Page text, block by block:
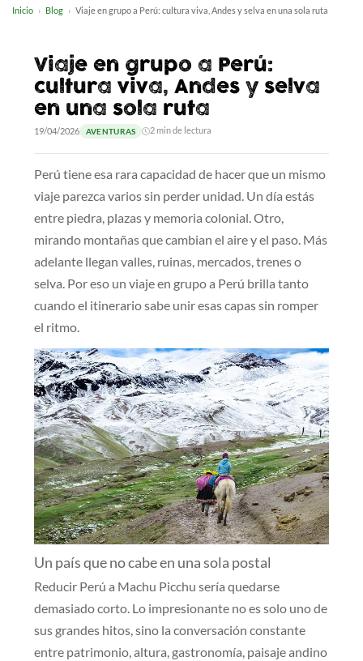
Inicio Blog Viaje en grupo a Perú: cultura viva, Andes y selva en una sola ruta
Viaje en grupo a Perú:
cultura viva, Andes y selva
en una sola ruta
19/04/2026 AVENTURAS 2 min de lectura
Perú tiene esa rara capacidad de hacer que un mismo
viaje parezca varios sin perder unidad. Un día estás
entre piedra, plazas y memoria colonial. Otro,
mirando montañas que cambian el aire y el paso. Más
adelante llegan valles, ruinas, mercados, trenes o
selva. Por eso un viaje en grupo a Perú brilla tanto
cuando el itinerario sabe unir esas capas sin romper
el ritmo.
Un país que no cabe en una sola postal
Reducir Perú a Machu Picchu sería quedarse
demasiado corto. Lo impresionante no es solo uno de
sus grandes hitos, sino la conversación constante
entre patrimonio, altura, gastronomía, paisaje andino